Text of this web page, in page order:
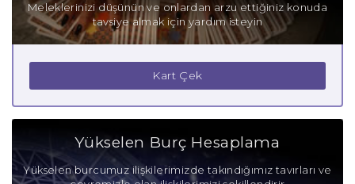
Balık Burcu Gizli Tutkuları
Balık Burcu Güçlü Yanları
Balık Burcu Zayıf Yanları
Anne Balık Burcu
Meleklerinizi düşünün ve onlardan arzu ettiğiniz konuda
tavsiye almak için yardım isteyin
Kart Çek
Yükselen Burç Hesaplama
Yükselen burcumuz ilişkilerimizde takındığımız tavırları ve